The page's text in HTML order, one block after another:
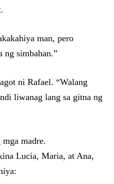
man, pero
ng simbahan.”
ni Rafael. “Walang
liwanag lang sa gitna ng
madre.
Lucia, Maria, at Ana,